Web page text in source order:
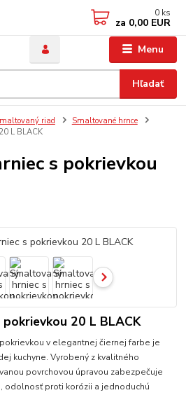
Menu
Hľadať
0 ks
za 0,00 EUR
riad
Smaltované hrnce
L BLACK
s pokrievkou
20 L BLACK
v elegantnej čiernej farbe je
kuchyne. Vyrobený z kvalitného
povrchovou úpravou zabezpečuje
odolnosť proti korózii a jednoduchú